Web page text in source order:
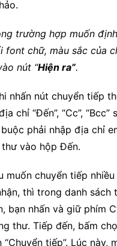
trường hợp muốn
font chữ, màu sắc của
nút “Hiện ra”.
nhấn nút chuyển tiếp
chỉ “Đến”, “Cc”, “Bcc”
phải nhập địa chỉ
vào hộp Đến.
muốn chuyển tiếp
thì trong danh sách
bạn nhấn và giữ phím
thư. Tiếp đến, bấm
“Chuyển tiếp”. Lúc này,